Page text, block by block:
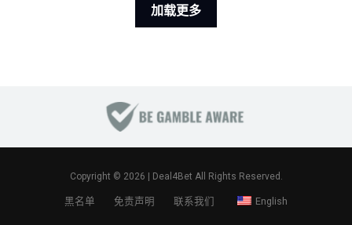
加载更多
Copyright © 2026 | Deal4Bet All Rights Reserved.
黑名单 免责声明 联系我们 English